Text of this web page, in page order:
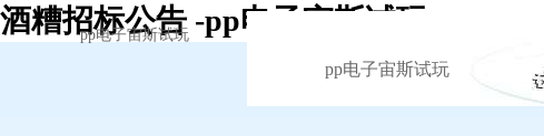
酒糟招标公告 -pp电子宙斯试玩
pp电子宙斯试玩
pp电子宙斯试玩